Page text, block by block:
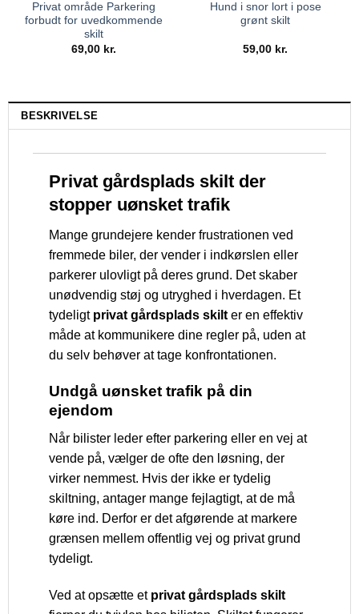
Privat område Parkering
forbudt for uvedkommende
skilt
69,00 kr.
Hund i snor lort i pose
grønt skilt
59,00 kr.
BESKRIVELSE
Privat gårdsplads skilt der
stopper uønsket trafik
Mange grundejere kender frustrationen ved
fremmede biler, der vender i indkørslen eller
parkerer ulovligt på deres grund. Det skaber
unødvendig støj og utryghed i hverdagen. Et
tydeligt privat gårdsplads skilter en effektiv
måde at kommunikere dine regler på, uden at
du selv behøver at tage konfrontationen.
Undgå uønsket trafik på din
ejendom
Når bilister leder efter parkering eller en vej at
vende på, vælger de ofte den løsning, der
virker nemmest. Hvis der ikke er tydelig
skiltning, antager mange fejlagtigt, at de må
køre ind. Derfor er det afgørende at markere
grænsen mellem offentlig vej og privat grund
tydeligt.
Ved at opsætte et privat gårdsplads skilt